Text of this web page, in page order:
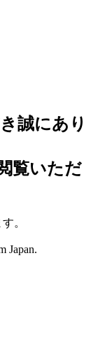
誠にあり
覧いただ
。
Japan.